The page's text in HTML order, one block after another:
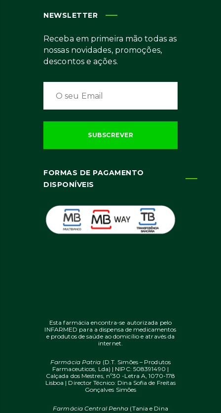
NEWSLETTER
Receba em primeira mão todas as
nossas novidades, promoções,
descontos e ações.
FORMAS DE PAGAMENTO
DISPONÍVEIS
Esta farmácia encontra-se autorizada pelo
INFARMED para a dispensa de medicamentos
e produtos de saúde ao domicílio e através da
internet.
Farmácia Patria (D.T. Simões – Produtos
Farmaceuticos, Lda) | NIPC: 508391490 |
Calçada dos Mestres, nº30 -Letra A, 1070-178
Lisboa | Director Técnico: Dina Sofia de Freitas
Gonçalves Simões
Farmácia Central Penha (Tania e Dina